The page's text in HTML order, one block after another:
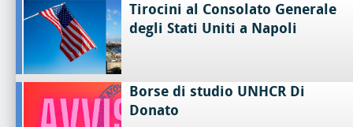
Tirocini al Consolato Generale
degli Stati Uniti a Napoli
Borse di studio UNHCR Di
Donato